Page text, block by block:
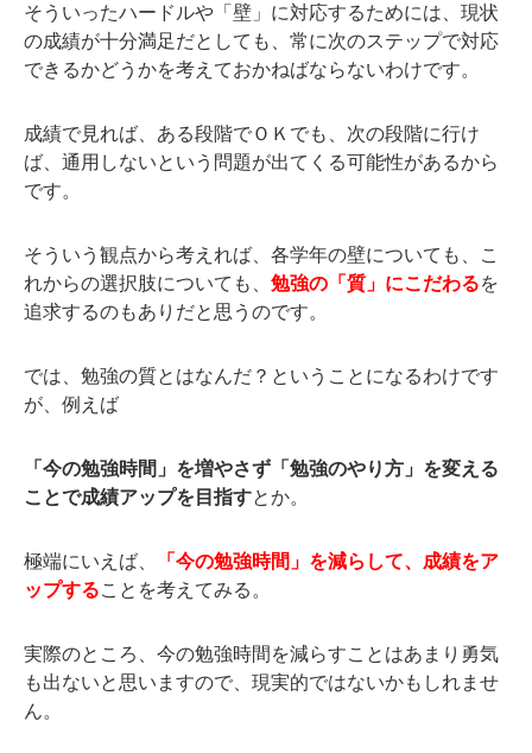
そういったハードルや「壁」に対応するためには、現状
の成績が十分満足だとしても、常に次のステップで対応
できるかどうかを考えておかねばならないわけです。
成績で見れば、ある段階でＯＫでも、次の段階に行け
ば、通用しないという問題が出てくる可能性があるから
です。
そういう観点から考えれば、各学年の壁についても、こ
れからの選択肢についても、 勉強の「質」にこだわるを
追求するのもありだと思うのです。
では、勉強の質とはなんだ？ということになるわけです
が、例えば
「今の勉強時間」を増やさず「勉強のやり方」を変える
ことで成績アップを目指すとか。
極端にいえば、
「今の勉強時間」を減らして、成績をア
ップすることを考えてみる。
実際のところ、今の勉強時間を減らすことはあまり勇気
も出ないと思いますので、現実的ではないかもしれませ
ん。